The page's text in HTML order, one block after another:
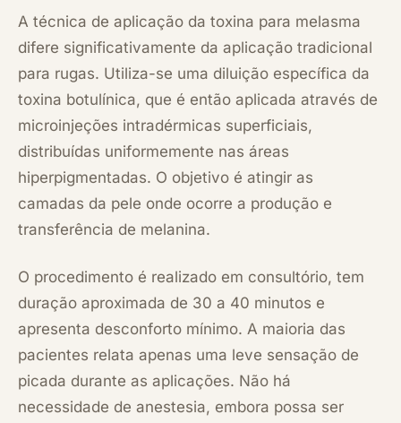
A técnica de aplicação da toxina para melasma
difere significativamente da aplicação tradicional
para rugas. Utiliza-se uma diluição específica da
toxina botulínica, que é então aplicada através de
microinjeções intradérmicas superficiais,
distribuídas uniformemente nas áreas
hiperpigmentadas. O objetivo é atingir as
camadas da pele onde ocorre a produção e
transferência de melanina.
O procedimento é realizado em consultório, tem
duração aproximada de 30 a 40 minutos e
apresenta desconforto mínimo. A maioria das
pacientes relata apenas uma leve sensação de
picada durante as aplicações. Não há
necessidade de anestesia, embora possa ser